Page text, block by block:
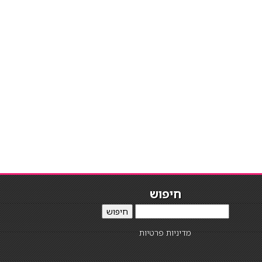
חיפוש
חיפוש
מדיניות פרטיות